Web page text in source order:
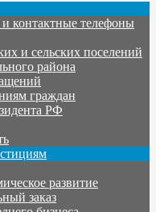
контактные телефоны
и сельских поселений
района
граждан
РФ
развитие
заказ